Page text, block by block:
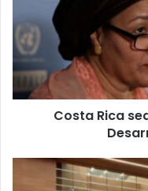
quinto
foro
sobre
Desarrollo
Sostenible
Costa Rica
Con